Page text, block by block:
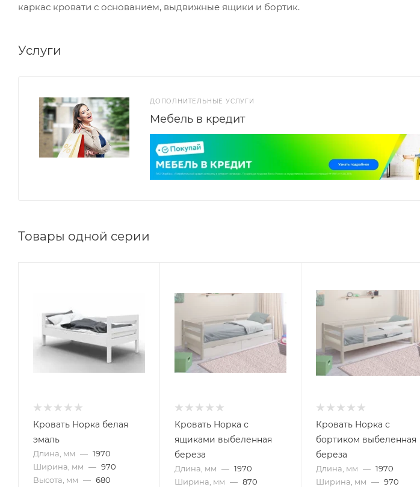
каркас кровати с основанием, выдвижные ящики и бортик.
Услуги
ДОПОЛНИТЕЛЬНЫЕ УСЛУГИ
Мебель в кредит
Товары одной серии
Кровать Норка белая
эмаль
Длина, мм — 1970
Ширина, мм — 970
Высота, мм — 680
Кровать Норка с
ящиками выбеленная
береза
Длина, мм — 1970
Ширина, мм — 870
Кровать Норка с
бортиком выбеленная
береза
Длина, мм — 1970
Ширина, мм — 970